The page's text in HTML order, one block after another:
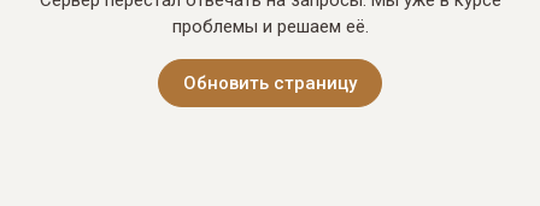
проблемы и решаем её.
Обновить страницу